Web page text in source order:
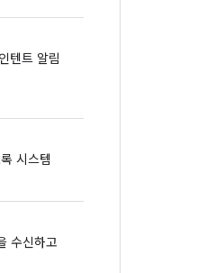
텐트 알림
시스템
수신하고